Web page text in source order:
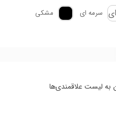
سرمه ای مشکی